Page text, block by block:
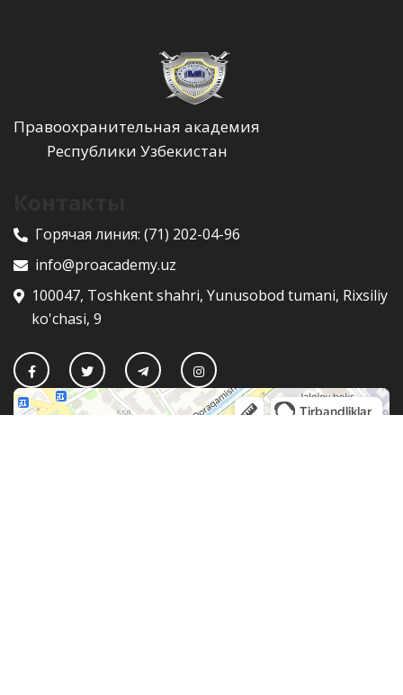
Правоохранительная академия
Республики Узбекистан
Горячая линия: (71) 202-04-96
info@proacademy.uz
100047, Toshkent shahri, Yunusobod tumani, Rixsiliy
ko'chasi, 9